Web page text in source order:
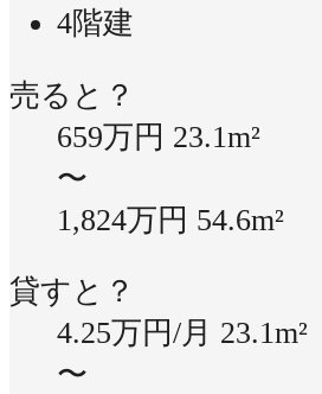
4階建
売ると？
659万円 23.1m²
〜
1,824万円 54.6m²
貸すと？
4.25万円/月 23.1m²
〜